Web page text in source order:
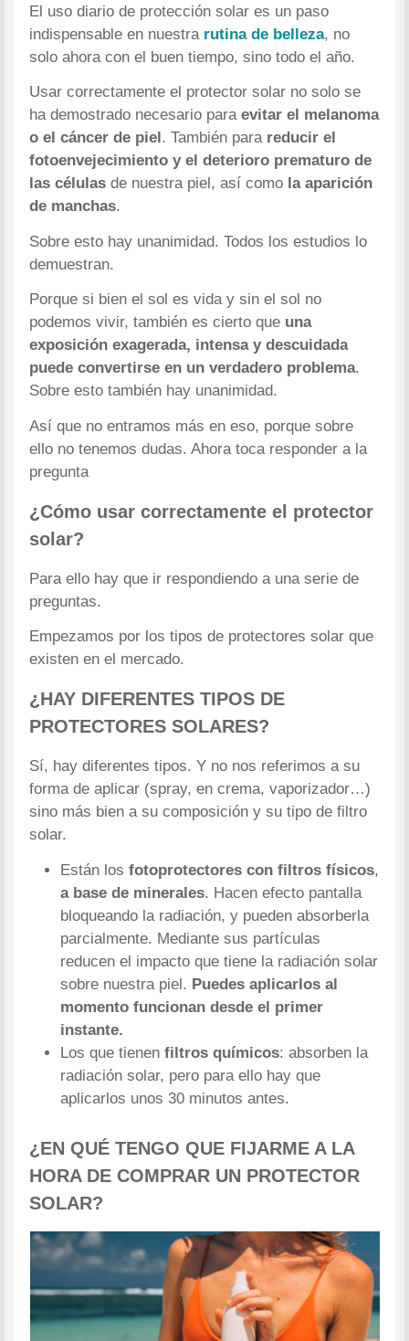
El uso diario de protección solar es un paso
indispensable en nuestra rutina de belleza, no
solo ahora con el buen tiempo, sino todo el año.
Usar correctamente el protector solar no solo se
ha demostrado necesario paraevitar el melanoma
o el cáncer de piel. También para reducir el
fotoenvejecimiento y el deterioro prematuro de
las células de nuestra piel, así como la aparición
de manchas.
Sobre esto hay unanimidad. Todos los estudios lo
demuestran.
Porque si bien el sol es vida y sin el sol no
podemos vivir, también es cierto que una
exposición exagerada, intensa y descuidada
puede convertirse en un verdadero problema.
Sobre esto también hay unanimidad.
Así que no entramos más en eso, porque sobre
ello no tenemos dudas. Ahora toca responder a la
pregunta
¿Cómo usar correctamente el protector
solar?
Para ello hay que ir respondiendo a una serie de
preguntas.
Empezamos por los tipos de protectores solar que
existen en el mercado.
¿HAY DIFERENTES TIPOS DE
PROTECTORES SOLARES?
Sí, hay diferentes tipos. Y no nos referimos a su
forma de aplicar (spray, en crema, vaporizador…)
sino más bien a su composición y su tipo de filtro
solar.
Están losfotoprotectores con filtros físicos,
a base de minerales. Hacen efecto pantalla
bloqueando la radiación, y pueden absorberla
parcialmente. Mediante sus partículas
reducen el impacto que tiene la radiación solar
sobre nuestra piel. Puedes aplicarlos al
momento funcionan desde el primer
instante.
Los que tienenfiltros químicos: absorben la
radiación solar, pero para ello hay que
aplicarlos unos 30 minutos antes.
¿EN QUÉ TENGO QUE FIJARME A LA
HORA DE COMPRAR UN PROTECTOR
SOLAR?